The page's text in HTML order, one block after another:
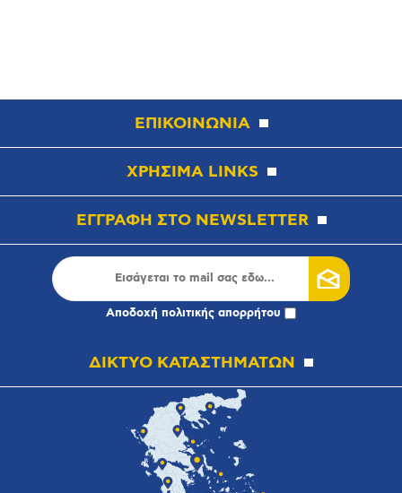
ΕΠΙΚΟΙΝΩΝΙΑ
ΧΡΗΣΙΜΑ LINKS
ΕΓΓΡΑΦΗ ΣΤΟ NEWSLETTER
Αποδοχή πολιτικής απορρήτου
ΔΙΚΤΥΟ ΚΑΤΑΣΤΗΜΑΤΩΝ